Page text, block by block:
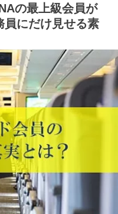
の最上級会員が
員にだけ見せる素